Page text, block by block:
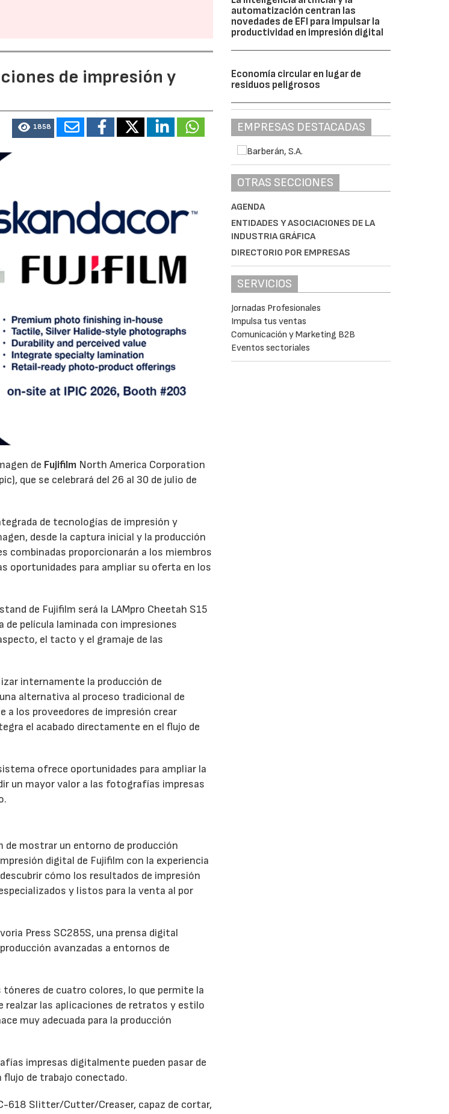
de impresión y
1858
de Fujifilm North America Corporation
que se celebrará del 26 al 30 de julio de
de tecnologías de impresión y
desde la captura inicial y la producción
combinadas proporcionarán a los miembros
oportunidades para ampliar su oferta en los
de Fujifilm será la LAMpro Cheetah S15
película laminada con impresiones
el tacto y el gramaje de las
internamente la producción de
alternativa al proceso tradicional de
a los proveedores de impresión crear
el acabado directamente en el flujo de
ofrece oportunidades para ampliar la
un mayor valor a las fotografías impresas
de mostrar un entorno de producción
digital de Fujifilm con la experiencia
cómo los resultados de impresión
y listos para la venta al por
Press SC285S, una prensa digital
avanzadas a entornos de
de cuatro colores, lo que permite la
realzar las aplicaciones de retratos y estilo
muy adecuada para la producción
impresas digitalmente pueden pasar de
flujo de trabajo conectado.
618 Slitter/Cutter/Creaser, capaz de cortar,
automatización centran las
novedades de EFI para impulsar la
productividad en impresión digital
Economía circular en lugar de
residuos peligrosos
EMPRESAS DESTACADAS
OTRAS SECCIONES
AGENDA
ENTIDADES Y ASOCIACIONES DE LA
INDUSTRIA GRÁFICA
DIRECTORIO POR EMPRESAS
SERVICIOS
Jornadas Profesionales
Impulsa tus ventas
Comunicación y Marketing B2B
Eventos sectoriales